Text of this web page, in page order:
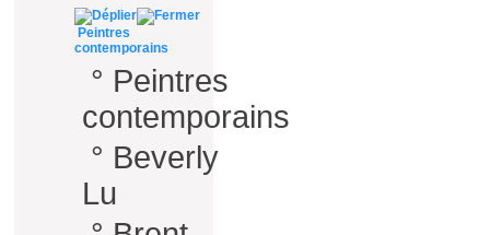
Peintres
contemporains
° Peintres
contemporains
° Beverly
Lu